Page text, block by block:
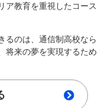
ア教育を重視したコース
るのは、通信制高校なら
将来の夢を実現するため